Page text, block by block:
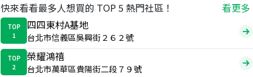
快來看看最多人想買的 TOP 5 熱門社區！ 看更多
TOP
1
四四東村A基地
台北市信義區吳興街２６２號
TOP
2
榮耀鴻禧
台北市萬華區貴陽街二段７９號